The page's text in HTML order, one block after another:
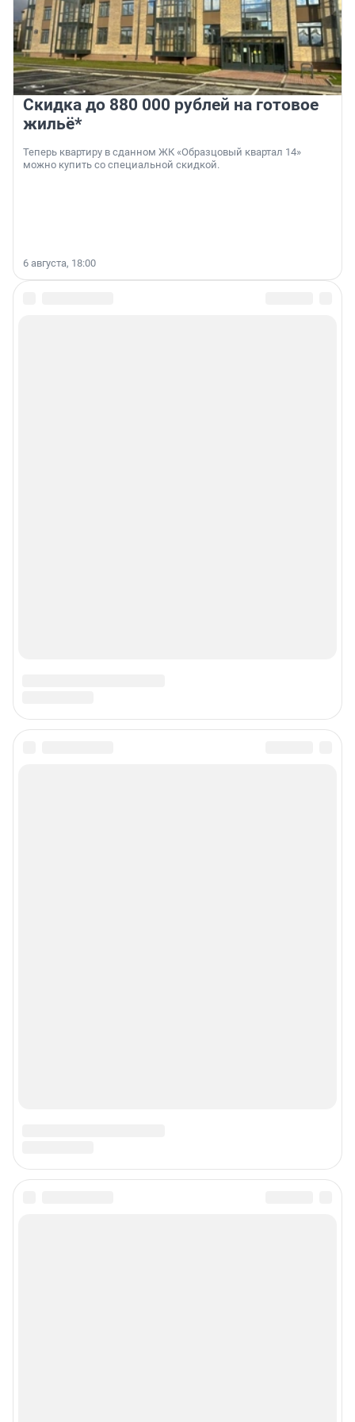
Скидка до 880 000 рублей на готовое
жильё*
Теперь квартиру в сданном ЖК «Образцовый квартал 14»
можно купить со специальной скидкой.
6 августа, 18:00